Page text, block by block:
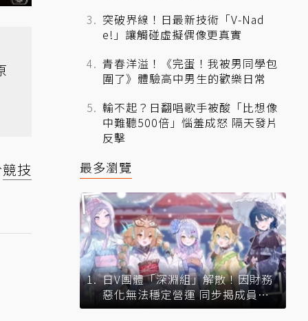
競技
突破界線！日最新技術「V-Nad
e!」讓觸碰虛擬偶像更真實
青春洋溢！《完蛋！我被男同學包
圍了》體驗高中男生的歡樂日常
輸不起？日翻唱歌手被酸「比想像
中難聽500倍」惱羞成怒 隔天發片
反擊
最多瀏覽
日V團體「深淵組」解散！因財務
惡化無法穩定營運 同步揭成員未
來去向